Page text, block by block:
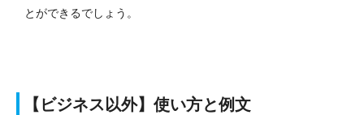
とができるでしょう。
【ビジネス以外】使い方と例文